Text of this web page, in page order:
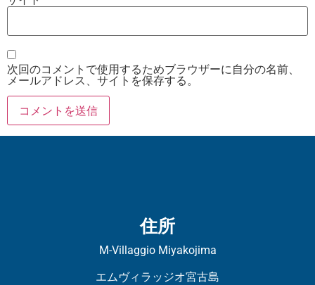
次回のコメントで使用するためブラウザーに自分の名前、
メールアドレス、サイトを保存する。
住所
M-Villaggio Miyakojima
エムヴィラッジオ宮古島